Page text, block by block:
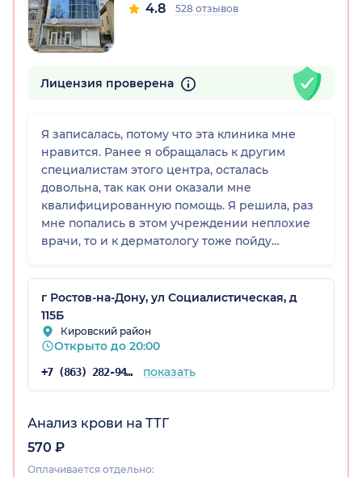
4.8 528 отзывов
Лицензия проверена
Я записалась, потому что эта клиника мне
нравится. Ранее я обращалась к другим
специалистам этого центра, осталась
довольна, так как они оказали мне
квалифицированную помощь. Я решила, раз
мне попались в этом учреждении неплохие
врачи, то и к дерматологу тоже пойду
документы оформили быстро, на прием
пригласили даже раньше назначенного
времени. Стоимость консультации меня
устроила, специалист сделала свою работу
отлично, я считаю, что ее услуги даже могли
бы стоить дороже. Местоположение у
для парковки нашла. Кроме этого, недалеко
г Ростов-на-Дону, ул Социалистическая, д
115Б
Кировский район
Открыто до 20:00
+7 (863) 282-94-45 показать
Анализ крови на ТТГ
570 ₽
Оплачивается отдельно: